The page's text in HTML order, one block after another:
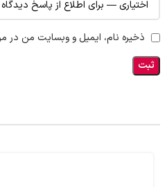
ذخیره نام، ایمیل و وبسایت من در